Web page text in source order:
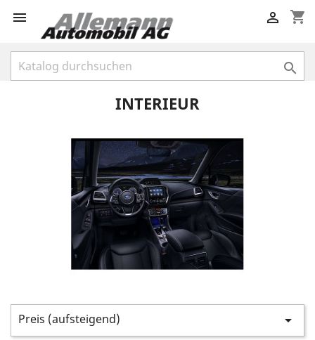
 shopping_cart


INTERIEUR
Preis (aufsteigend) 